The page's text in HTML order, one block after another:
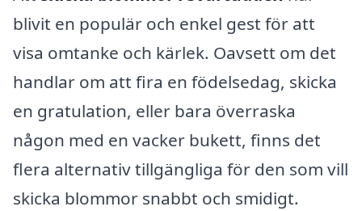
blivit en populär och enkel gest för att
visa omtanke och kärlek. Oavsett om det
handlar om att fira en födelsedag, skicka
en gratulation, eller bara överraska
någon med en vacker bukett, finns det
flera alternativ tillgängliga för den som vill
skicka blommor snabbt och smidigt.